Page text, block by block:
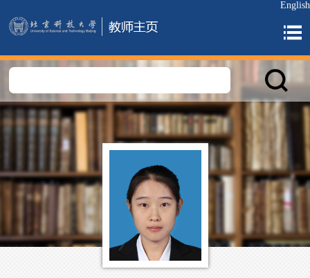
English